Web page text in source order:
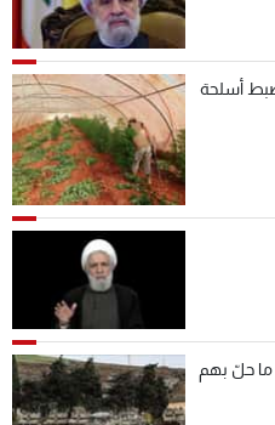
وضبط أسلحة
ما حلّ بهم